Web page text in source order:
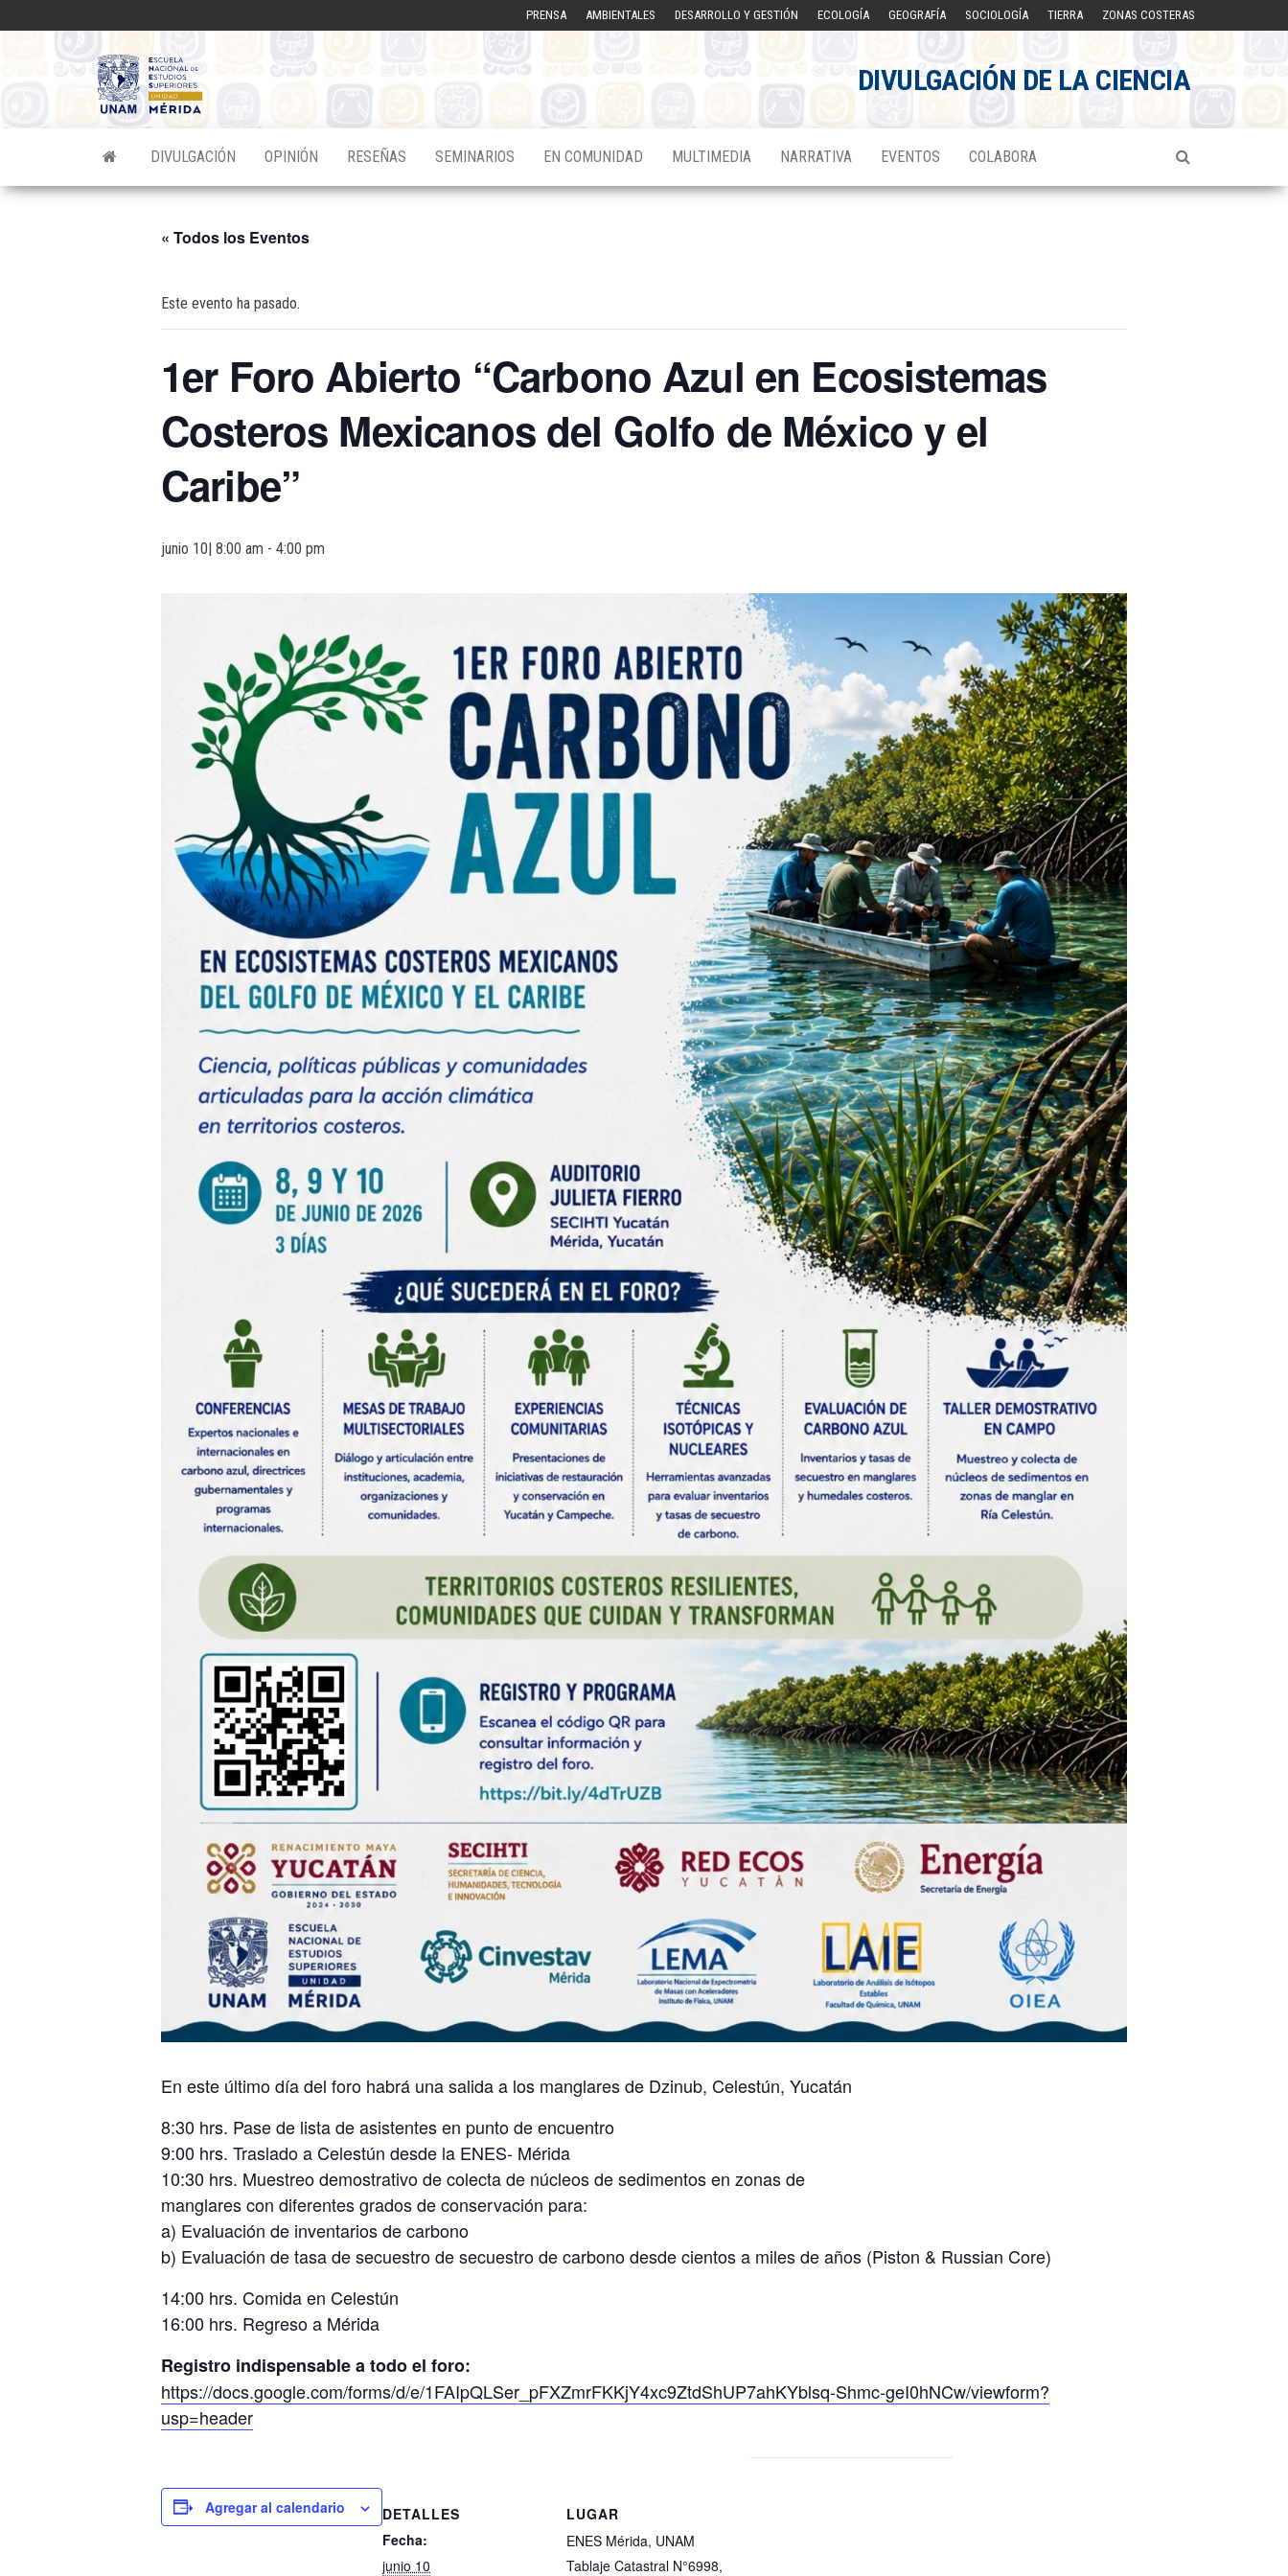
PRENSA AMBIENTALES DESARROLLO Y GESTIÓN ECOLOGÍA GEOGRAFÍA SOCIOLOGÍA TIERRA ZONAS COSTERAS
Mérida
DIVULGACIÓN DE LA CIENCIA
DIVULGACIÓN OPINIÓN RESEÑAS SEMINARIOS EN COMUNIDAD MULTIMEDIA NARRATIVA EVENTOS COLABORA
« Todos los Eventos
Este evento ha pasado.
1er Foro Abierto “Carbono Azul en Ecosistemas
Costeros Mexicanos del Golfo de México y el
Caribe”
junio 10| 8:00 am - 4:00 pm
En este último día del foro habrá una salida a los manglares de Dzinub, Celestún, Yucatán
8:30 hrs. Pase de lista de asistentes en punto de encuentro
9:00 hrs. Traslado a Celestún desde la ENES- Mérida
10:30 hrs. Muestreo demostrativo de colecta de núcleos de sedimentos en zonas de
manglares con diferentes grados de conservación para:
a) Evaluación de inventarios de carbono
b) Evaluación de tasa de secuestro de secuestro de carbono desde cientos a miles de años (Piston & Russian Core)
14:00 hrs. Comida en Celestún
16:00 hrs. Regreso a Mérida
Registro indispensable a todo el foro:
https://docs.google.com/forms/d/e/1FAIpQLSer_pFXZmrFKKjY4xc9ZtdShUP7ahKYblsq-Shmc-geI0hNCw/viewform?
usp=header
Agregar al calendario
DETALLES
Fecha:
junio 10
LUGAR
ENES Mérida, UNAM
Tablaje Catastral N°6998,